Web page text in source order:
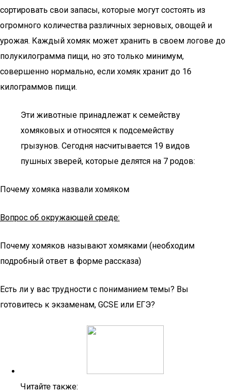
сортировать свои запасы, которые могут состоять из
огромного количества различных зерновых, овощей и
урожая. Каждый хомяк может хранить в своем логове до
полукилограмма пищи, но это только минимум,
совершенно нормально, если хомяк хранит до 16
килограммов пищи.
Эти животные принадлежат к семейству
хомяковых и относятся к подсемейству
грызунов. Сегодня насчитывается 19 видов
пушных зверей, которые делятся на 7 родов:
Почему хомяка назвали хомяком
Вопрос об окружающей среде:
Почему хомяков называют хомяками (необходим
подробный ответ в форме рассказа)
Есть ли у вас трудности с пониманием темы? Вы
готовитесь к экзаменам, GCSE или ЕГЭ?
Читайте также: